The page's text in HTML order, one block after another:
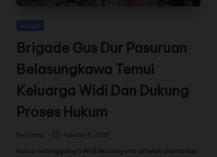
Hukum
Brigade Gus Dur Pasuruan
Belasungkawa Temui
Keluarga Widi Dan Dukung
Proses Hukum
By Daeng Agustus 5, 2026
Kasus meninggalnya Widi Nurcahyono setelah diamankan